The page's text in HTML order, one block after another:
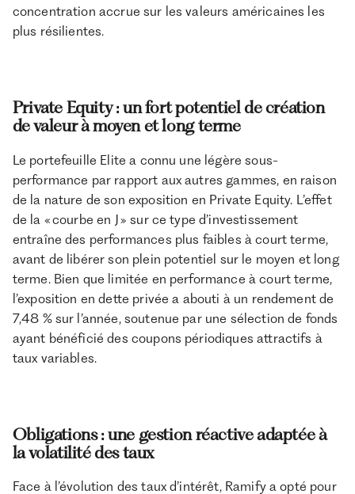
concentration accrue sur les valeurs américaines les
plus résilientes.
Private Equity : un fort potentiel de création
de valeur à moyen et long terme
Le portefeuille Elite a connu une légère sous-
performance par rapport aux autres gammes, en raison
de la nature de son exposition en Private Equity. L’effet
de la « courbe en J » sur ce type d’investissement
entraîne des performances plus faibles à court terme,
avant de libérer son plein potentiel sur le moyen et long
terme. Bien que limitée en performance à court terme,
l’exposition en dette privée a abouti à un rendement de
7,48 % sur l’année, soutenue par une sélection de fonds
ayant bénéficié des coupons périodiques attractifs à
taux variables.
Obligations : une gestion réactive adaptée à
la volatilité des taux
Face à l’évolution des taux d’intérêt, Ramify a opté pour